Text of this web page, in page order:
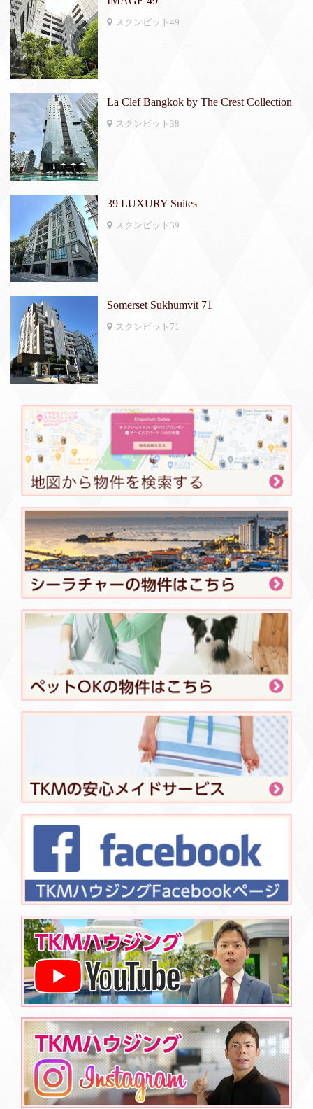
スクンビット49
La Clef Bangkok by The Crest Collection
スクンビット38
39 LUXURY Suites
スクンビット39
Somerset Sukhumvit 71
スクンビット71